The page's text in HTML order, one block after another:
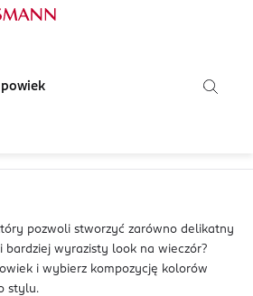
pozwoli stworzyć zarówno delikatny
bardziej wyrazisty look na wieczór?
i wybierz kompozycję kolorów
stylu.